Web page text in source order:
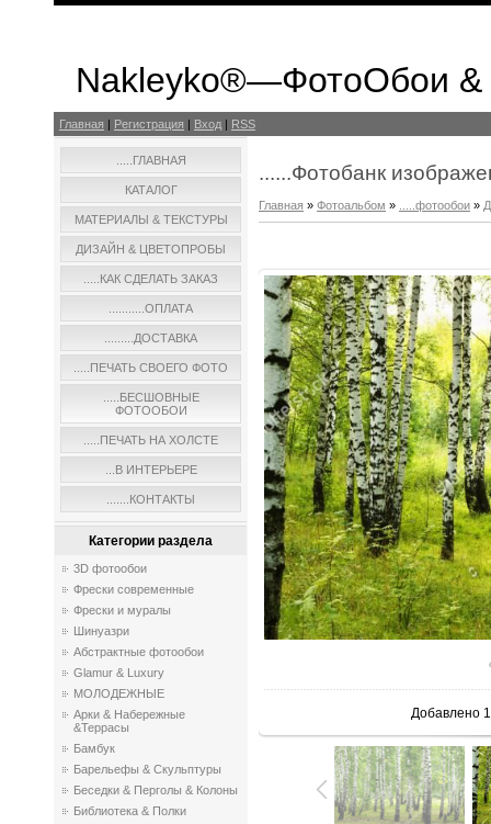
Nakleyko®—ФотоОбои &
Главная | Регистрация | Вход | RSS
.....ГЛАВНАЯ
КАТАЛОГ
МАТЕРИАЛЫ & ТЕКСТУРЫ
ДИЗАЙН & ЦВЕТОПРОБЫ
.....КАК СДЕЛАТЬ ЗАКАЗ
...........ОПЛАТА
.........ДОСТАВКА
.....ПЕЧАТЬ СВОЕГО ФОТО
.....БЕСШОВНЫЕ
ФОТООБОИ
.....ПЕЧАТЬ НА ХОЛСТЕ
...В ИНТЕРЬЕРЕ
.......КОНТАКТЫ
Категории раздела
3D фотообои
Фрески современные
Фрески и муралы
Шинуазри
Абстрактные фотообои
Glamur & Luxury
МОЛОДЕЖНЫЕ
Арки & Набережные
&Террасы
Бамбук
Барельефы & Скульптуры
Беседки & Перголы & Колоны
Библиотека & Полки
......Фотобанк
Главная » Фотоальбом » .....фотообои »
Добавлено